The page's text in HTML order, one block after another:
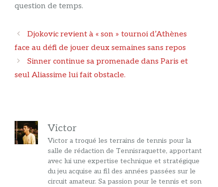
question de temps.
Navigation
des
articles
Djokovic revient à « son » tournoi d’Athènes
face au défi de jouer deux semaines sans repos
Sinner continue sa promenade dans Paris et
seul Aliassime lui fait obstacle.
Victor
Victor a troqué les terrains de tennis pour la
salle de rédaction de Tennisraquette, apportant
avec lui une expertise technique et stratégique
du jeu acquise au fil des années passées sur le
circuit amateur. Sa passion pour le tennis et son